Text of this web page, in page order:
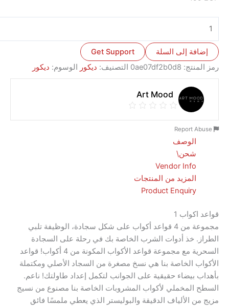
إلى السلة
Get Support
0ae07df2b0d8 التصنيف: ديكور الوسوم: ديكور
Art Mood
Vendor Info
المزيد من المنتجات
Product Enquiry
1
مجموعة من 4 قواعد أكواب على شكل سجادة، الوظيفة تلبي
خذ أدوات الشرب الخاصة بك في رحلة على السجادة
السحرية مع مجموعة قواعد الأكواب المكونة من 4 أكواب! قواعد
الخاصة بنا هي نسخ مصغرة من السجاد الأصلي ومكتملة
بيضاء حقيقية على الجوانب لتكمل إعداد طاولتك! ناعم.
لأكواب المشروبات الخاصة بنا مصنوع من نسيج
الألياف الدقيقة والبوليستر الذي يعطي ملمسًا فائق